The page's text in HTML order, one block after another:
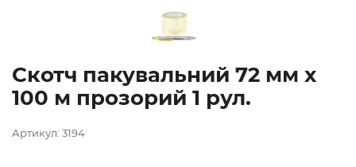
Скотч пакувальний 72 мм х
100 м прозорий 1 рул.
Артикул: 3194